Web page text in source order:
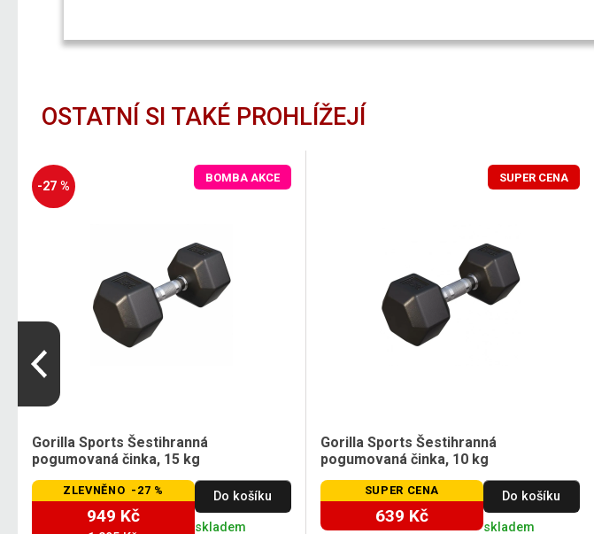
OSTATNÍ SI TAKÉ PROHLÍŽEJÍ
-27 %
BOMBA AKCE
Gorilla Sports Šestihranná
pogumovaná činka, 15 kg
ZLEVNĚNO -27 %
949 Kč
Do košíku
skladem
SUPER CENA
Gorilla Sports Šestihranná
pogumovaná činka, 10 kg
SUPER CENA
639 Kč
Do košíku
skladem